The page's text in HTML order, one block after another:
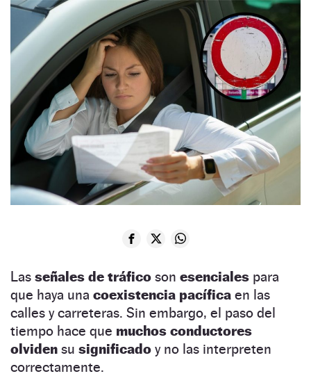
Las señales de tráfico son esenciales para
que haya una coexistencia pacífica en las
calles y carreteras. Sin embargo, el paso del
tiempo hace que muchos conductores
olviden su significado y no las interpreten
correctamente.